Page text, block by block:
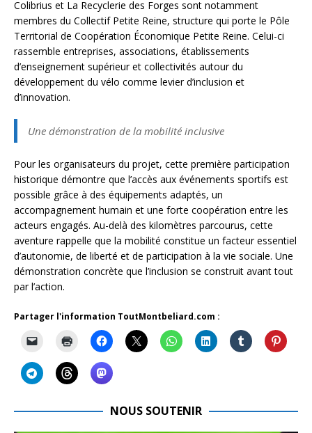
Colibrius et La Recyclerie des Forges sont notamment
membres du Collectif Petite Reine, structure qui porte le Pôle
Territorial de Coopération Économique Petite Reine. Celui-ci
rassemble entreprises, associations, établissements
d’enseignement supérieur et collectivités autour du
développement du vélo comme levier d’inclusion et
d’innovation.
Une démonstration de la mobilité inclusive
Pour les organisateurs du projet, cette première participation
historique démontre que l’accès aux événements sportifs est
possible grâce à des équipements adaptés, un
accompagnement humain et une forte coopération entre les
acteurs engagés. Au-delà des kilomètres parcourus, cette
aventure rappelle que la mobilité constitue un facteur essentiel
d’autonomie, de liberté et de participation à la vie sociale. Une
démonstration concrète que l’inclusion se construit avant tout
par l’action.
Partager l'information ToutMontbeliard.com :
NOUS SOUTENIR